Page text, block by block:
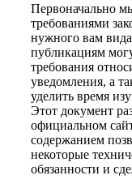
Первоначально
требованиями
нужного вам
публикациям
требования
уведомления, а
уделить время
Этот документ
официальном
содержанием
некоторые
обязанности и